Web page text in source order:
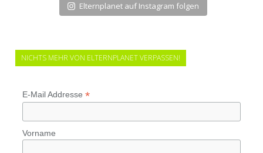
Elternplanet auf Instagram folgen
NICHTS MEHR VON ELTERNPLANET VERPASSEN!
E-Mail Addresse *
Vorname